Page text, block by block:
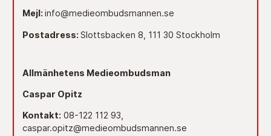
Mejl: info@medieombudsmannen.se
Postadress: Slottsbacken 8, 111 30 Stockholm
Allmänhetens Medieombudsman
Caspar Opitz
Kontakt: 08-122 112 93,
caspar.opitz@medieombudsmannen.se